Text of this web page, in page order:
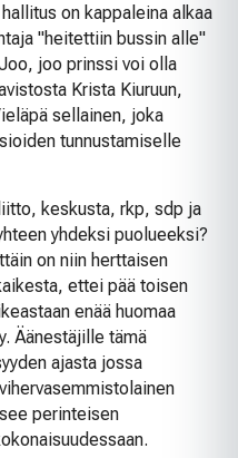
on kappaleina alkaa
"heitettiin bussin alle"
joo prinssi voi olla
Krista Kiuruun,
sellainen, joka
tunnustamiselle
keskusta, rkp, sdp ja
yhdeksi puolueeksi?
on niin herttaisen
ettei pää toisen
enää huomaa
Äänestäjille tämä
ajasta jossa
perinteisen